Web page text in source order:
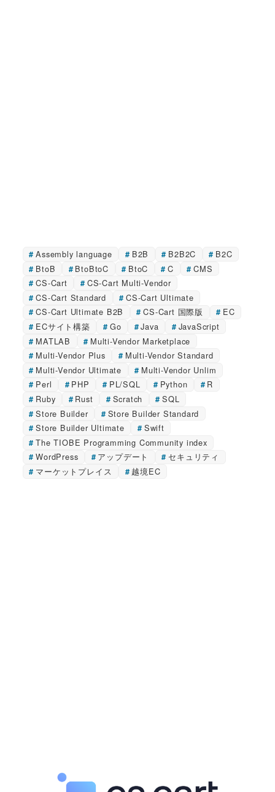
Assembly language B2B B2B2C
B2C
BtoB
BtoBtoC BtoC C
CMS
CS-Cart
CS-Cart Multi-Vendor
CS-Cart Standard
CS-Cart Ultimate
CS-Cart Ultimate B2B
CS-Cart 国際版
EC
ECサイト構築
Go Java
JavaScript
MATLAB
Multi-Vendor Marketplace
Multi-Vendor Plus
Multi-Vendor Standard
Multi-Vendor Ultimate
Multi-Vendor Unlim
Perl
PHP PL/SQL Python
R
Ruby
Rust Scratch
SQL
Store Builder
Store Builder Standard
Store Builder Ultimate
Swift
The TIOBE Programming Community index
WordPress
アップデート
セキュリティ
マーケットプレイス
越境EC